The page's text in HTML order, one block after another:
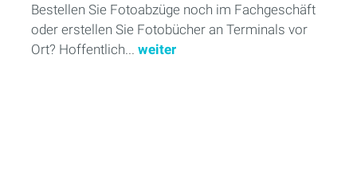
Bestellen Sie Fotoabzüge noch im Fachgeschäft
oder erstellen Sie Fotobücher an Terminals vor
Ort? Hoffentlich... weiter